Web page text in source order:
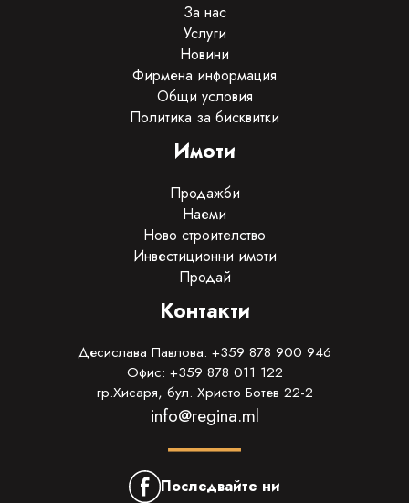
За нас
Услуги
Новини
Фирмена информация
Общи условия
Политика за бисквитки
Имоти
Продажби
Наеми
Ново строителство
Инвестиционни имоти
Продай
Контакти
Десислава Павлова: +359 878 900 946
Офис: +359 878 011 122
гр.Хисаря, бул. Христо Ботев 22-2
info@regina.ml
Последвайте ни